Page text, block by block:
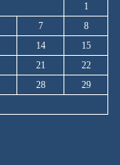
1
7
8
14
15
21
22
28
29